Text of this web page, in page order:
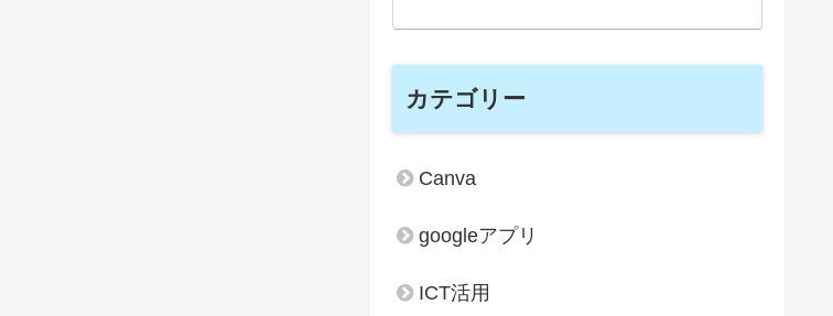
カテゴリー
Canva
googleアプリ
ICT活用